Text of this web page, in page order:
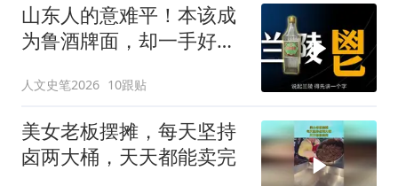
山东人的意难平！本该成
为鲁酒牌面，却一手好牌
山东白酒 #白酒文化 #酒
文化
人文史笔2026 10跟贴
美女老板摆摊，每天坚持
卤两大桶，天天都能卖完